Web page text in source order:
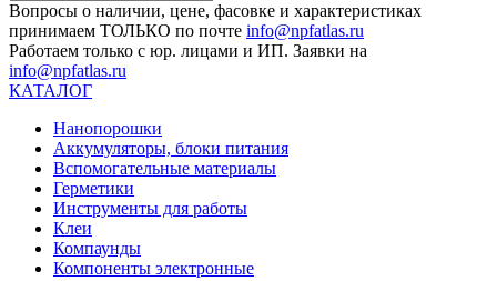
Вопросы о наличии, цене, фасовке и характеристиках
принимаем ТОЛЬКО по почте info@npfatlas.ru
Работаем только с юр. лицами и ИП. Заявки на
info@npfatlas.ru
КАТАЛОГ
Нанопорошки
Аккумуляторы, блоки питания
Вспомогательные материалы
Герметики
Инструменты для работы
Клеи
Компаунды
Компоненты электронные